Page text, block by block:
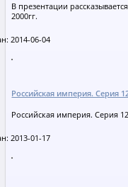
В презентации
2000гг.
2014-06-04
Российская империя. Серия
Российская империя. Серия
2013-01-17